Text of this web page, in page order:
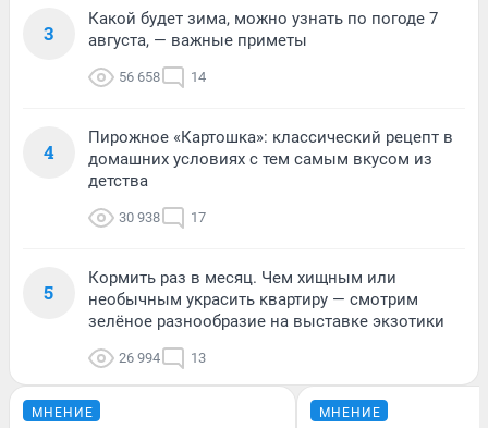
3
Какой будет зима, можно узнать по погоде 7
августа, — важные приметы
56 658 14
4
Пирожное «Картошка»: классический рецепт в
домашних условиях с тем самым вкусом из
детства
30 938 17
5
Кормить раз в месяц. Чем хищным или
необычным украсить квартиру — смотрим
зелёное разнообразие на выставке экзотики
26 994 13
МНЕНИЕ МНЕНИЕ